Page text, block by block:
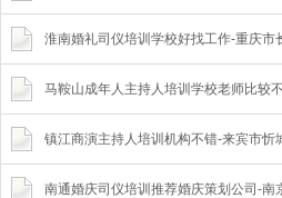
淮南婚礼司仪培训学校好找工作-重庆市
马鞍山成年人主持人培训学校老师比较
镇江商演主持人培训机构不错-来宾市忻
南通婚庆司仪培训推荐婚庆策划公司-南